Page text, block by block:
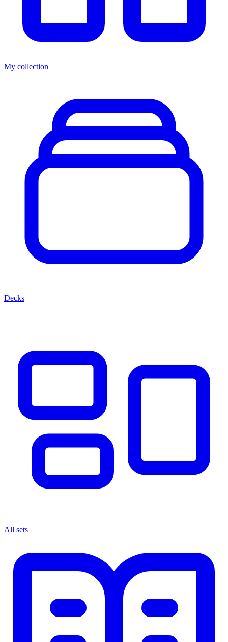
My collection
Decks
All sets